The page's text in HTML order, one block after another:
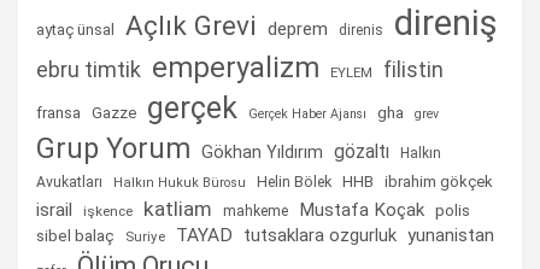
aytaç ünsal Açlık Grevi deprem direnis direniş
ebru timtik emperyalizm EYLEM filistin
fransa Gazze gerçek Gerçek Haber Ajansı gha grev
Grup Yorum Gökhan Yıldırım gözaltı
Halkın
Avukatları
Halkın Hukuk Bürosu Helin Bölek HHB ibrahim gökçek
israil işkence katliam mahkeme Mustafa Koçak polis
sibel balaç Suriye TAYAD tutsaklara ozgurluk yunanistan